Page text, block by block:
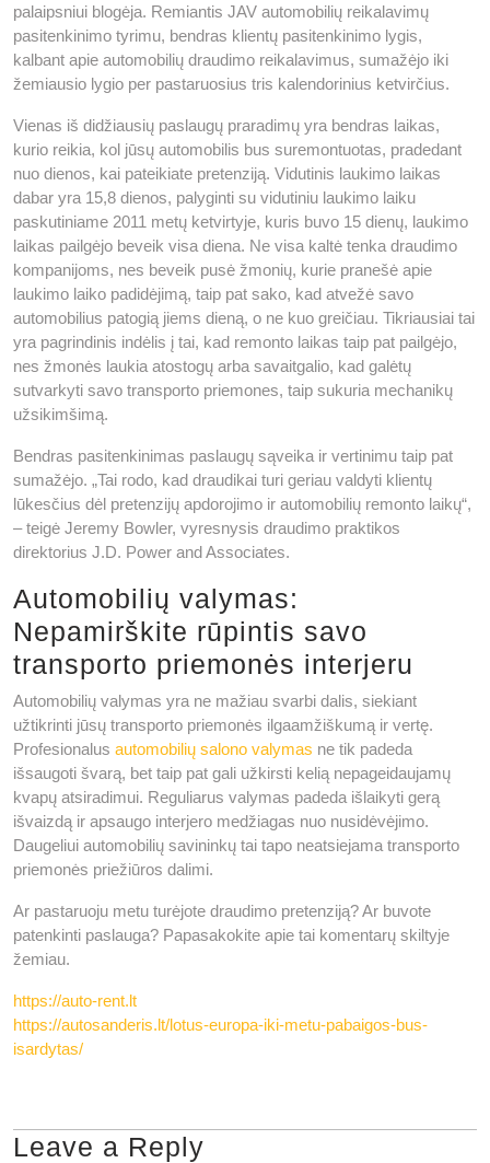
palaipsniui blogėja. Remiantis JAV automobilių reikalavimų
pasitenkinimo tyrimu, bendras klientų pasitenkinimo lygis,
kalbant apie automobilių draudimo reikalavimus, sumažėjo iki
žemiausio lygio per pastaruosius tris kalendorinius ketvirčius.
Vienas iš didžiausių paslaugų praradimų yra bendras laikas,
kurio reikia, kol jūsų automobilis bus suremontuotas, pradedant
nuo dienos, kai pateikiate pretenziją. Vidutinis laukimo laikas
dabar yra 15,8 dienos, palyginti su vidutiniu laukimo laiku
paskutiniame 2011 metų ketvirtyje, kuris buvo 15 dienų, laukimo
laikas pailgėjo beveik visa diena. Ne visa kaltė tenka draudimo
kompanijoms, nes beveik pusė žmonių, kurie pranešė apie
laukimo laiko padidėjimą, taip pat sako, kad atvežė savo
automobilius patogią jiems dieną, o ne kuo greičiau. Tikriausiai tai
yra pagrindinis indėlis į tai, kad remonto laikas taip pat pailgėjo,
nes žmonės laukia atostogų arba savaitgalio, kad galėtų
sutvarkyti savo transporto priemones, taip sukuria mechanikų
užsikimšimą.
Bendras pasitenkinimas paslaugų sąveika ir vertinimu taip pat
sumažėjo. „Tai rodo, kad draudikai turi geriau valdyti klientų
lūkesčius dėl pretenzijų apdorojimo ir automobilių remonto laikų“,
– teigė Jeremy Bowler, vyresnysis draudimo praktikos
direktorius J.D. Power and Associates.
Automobilių valymas:
Nepamirškite rūpintis savo
transporto priemonės interjeru
Automobilių valymas yra ne mažiau svarbi dalis, siekiant
užtikrinti jūsų transporto priemonės ilgaamžiškumą ir vertę.
Profesionalus automobilių salono valymas ne tik padeda
išsaugoti švarą, bet taip pat gali užkirsti kelią nepageidaujamų
kvapų atsiradimui. Reguliarus valymas padeda išlaikyti gerą
išvaizdą ir apsaugo interjero medžiagas nuo nusidėvėjimo.
Daugeliui automobilių savininkų tai tapo neatsiejama transporto
priemonės priežiūros dalimi.
Ar pastaruoju metu turėjote draudimo pretenziją? Ar buvote
patenkinti paslauga? Papasakokite apie tai komentarų skiltyje
žemiau.
https://auto-rent.lt
https://autosanderis.lt/lotus-europa-iki-metu-pabaigos-bus-
isardytas/
Leave a Reply